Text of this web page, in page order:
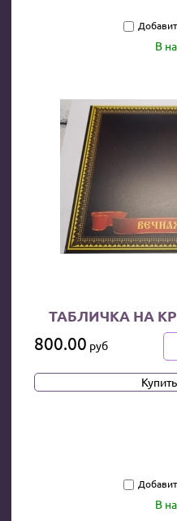
В
ТАБЛИЧКА НА
800.00 руб
В